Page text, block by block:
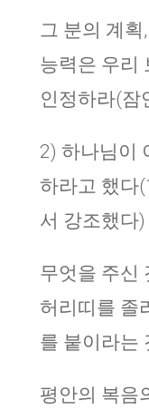
그 분의 계획
능력은 우리
인정하라(잠
2) 하나님이
하라고 했다
서 강조했다)
무엇을 주신
허리띠를 졸
를 붙이라는
평안의 복음